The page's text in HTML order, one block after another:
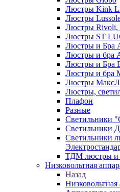
Люстры Kink
Люстры
Люстры Rivoli,
Люстры ST
Люстры и Бра
Люстры и бра
Люстры и Бра
Люстры и бра
Люстры
Люстры,
Плафон
Разные
Светильники
Светильники
ТДМ люстры и
Низковольтная
Назад
Низковольтная